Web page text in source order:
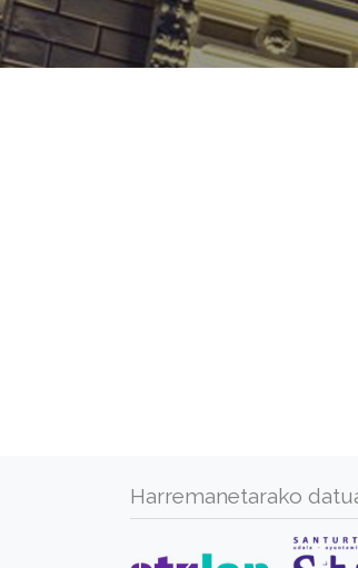
Harremanetarako